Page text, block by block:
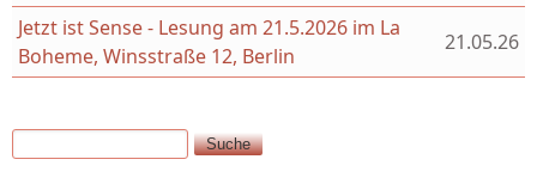
Jetzt ist Sense - Lesung am 21.5.2026 im La
Boheme, Winsstraße 12, Berlin
21.05.26
Suchformular
Suche